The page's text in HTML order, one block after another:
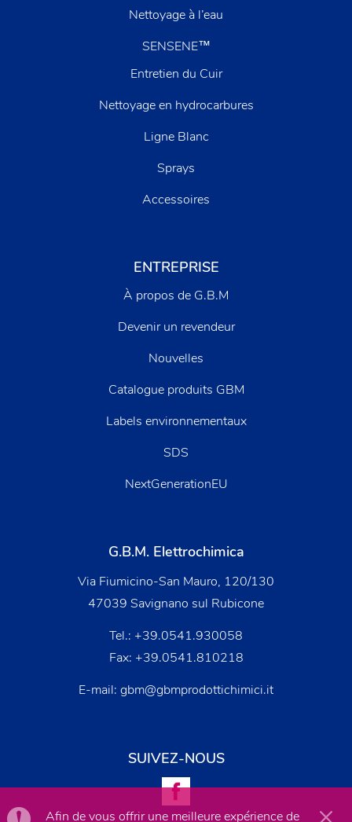
Nettoyage à l’eau
SENSENE™
Entretien du Cuir
Nettoyage en hydrocarbures
Ligne Blanc
Sprays
Accessoires
ENTREPRISE
À propos de G.B.M
Devenir un revendeur
Nouvelles
Catalogue produits GBM
Labels environnementaux
SDS
NextGenerationEU
G.B.M. Elettrochimica
Via Fiumicino-San Mauro, 120/130
47039 Savignano sul Rubicone
Tel.: +39.0541.930058
Fax: +39.0541.810218
E-mail: gbm@gbmprodottichimici.it
SUIVEZ-NOUS
Afin de vous offrir une meilleure expérience de